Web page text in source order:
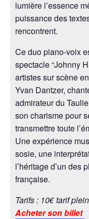
lumière l’essence
puissance des
rencontrent.
Ce duo piano-voix
spectacle “Johnny
artistes sur scène
Yvan Dantzer,
admirateur du
son charisme pour
transmettre toute
Une expérience
sosie, une
l’héritage d’un des
française.
Tarifs : 10€ tarif
Acheter son billet